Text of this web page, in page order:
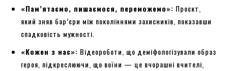
«Пам’ятаємо, пишаємося, переможемо»: Проєкт,
який зняв бар’єри між поколіннями захисників, показавши
спадковість мужності.
«Кожен з нас»: Відеороботи, що деміфологізували образ
героя, підкреслюючи, що воїни — це вчорашні вчителі,